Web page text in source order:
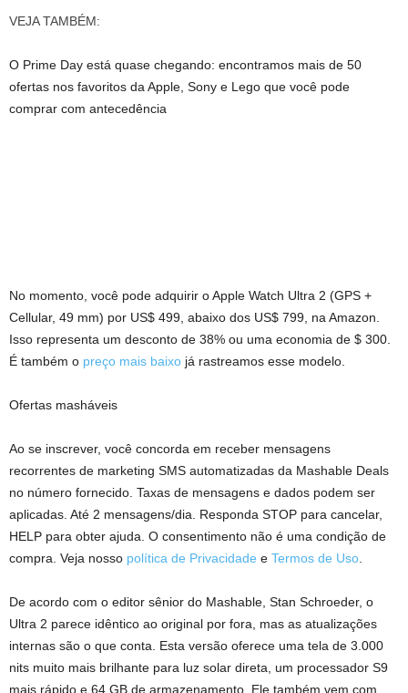
VEJA TAMBÉM:
O Prime Day está quase chegando: encontramos mais de 50
ofertas nos favoritos da Apple, Sony e Lego que você pode
comprar com antecedência
No momento, você pode adquirir o Apple Watch Ultra 2 (GPS +
Cellular, 49 mm) por US$ 499, abaixo dos US$ 799, na Amazon.
Isso representa um desconto de 38% ou uma economia de $ 300.
É também o preço mais baixo já rastreamos esse modelo.
Ofertas masháveis
Ao se inscrever, você concorda em receber mensagens
recorrentes de marketing SMS automatizadas da Mashable Deals
no número fornecido. Taxas de mensagens e dados podem ser
aplicadas. Até 2 mensagens/dia. Responda STOP para cancelar,
HELP para obter ajuda. O consentimento não é uma condição de
compra. Veja nosso política de Privacidade e Termos de Uso
De acordo com o editor sênior do Mashable, Stan Schroeder, o
Ultra 2 parece idêntico ao original por fora, mas as atualizações
internas são o que conta. Esta versão oferece uma tela de 3.000
nits muito mais brilhante para luz solar direta, um processador S9
mais rápido e 64 GB de armazenamento. Ele também vem com